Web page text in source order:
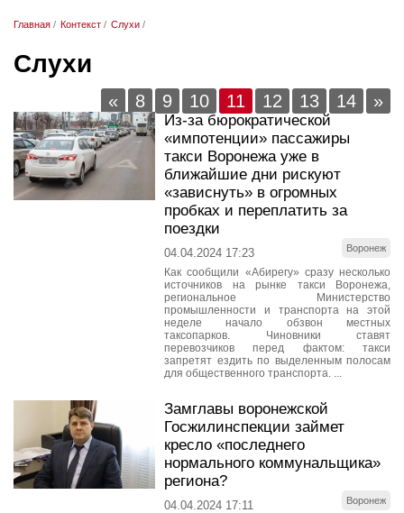
Главная / Контекст / Слухи /
Слухи
« 8 9 10 11 12 13 14 »
Из-за бюрократической
«импотенции» пассажиры
такси Воронежа уже в
ближайшие дни рискуют
«зависнуть» в огромных
пробках и переплатить за
поездки
Воронеж
04.04.2024 17:23
Как сообщили «Абирегу» сразу несколько
источников на рынке такси Воронежа,
региональное Министерство
промышленности и транспорта на этой
неделе начало обзвон местных
таксопарков. Чиновники ставят
перевозчиков перед фактом: такси
запретят ездить по выделенным полосам
для общественного транспорта. ...
Замглавы воронежской
Госжилинспекции займет
кресло «последнего
нормального коммунальщика»
региона?
Воронеж
04.04.2024 17:11